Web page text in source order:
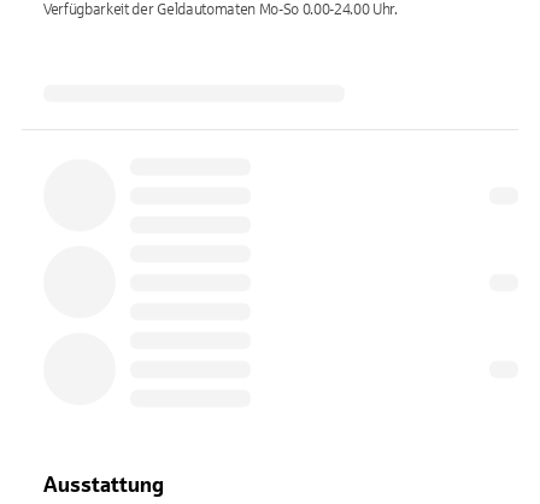
Verfügbarkeit der Geldautomaten Mo-So 0.00-24.00Uhr.
Ausstattung